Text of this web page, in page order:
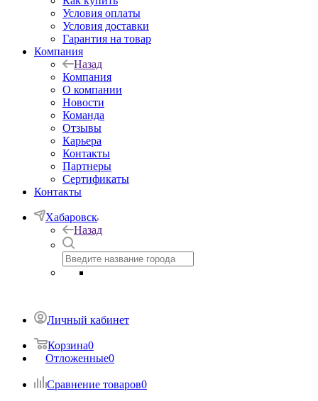
Условия оплаты
Условия доставки
Гарантия на товар
Компания
Назад
Компания
О компании
Новости
Команда
Отзывы
Карьера
Контакты
Партнеры
Сертификаты
Контакты
Хабаровск
Назад
Личный кабинет
Корзина0
Отложенные0
Сравнение товаров0